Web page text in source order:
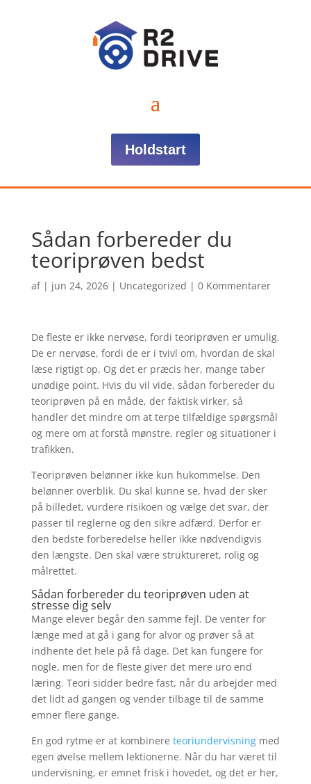
Holdstart
Sådan forbereder du
teoriprøven bedst
af | jun 24, 2026| Uncategorized | 0 Kommentarer
De fleste er ikke nervøse, fordi teoriprøven er umulig.
De er nervøse, fordi de er i tvivl om, hvordan de skal
læse rigtigt op. Og det er præcis her, mange taber
unødige point. Hvis du vil vide, sådan forbereder du
teoriprøven på en måde, der faktisk virker, så
handler det mindre om at terpe tilfældige spørgsmål
og mere om at forstå mønstre, regler og situationer i
trafikken.
Teoriprøven belønner ikke kun hukommelse. Den
belønner overblik. Du skal kunne se, hvad der sker
på billedet, vurdere risikoen og vælge det svar, der
passer til reglerne og den sikre adfærd. Derfor er
den bedste forberedelse heller ikke nødvendigvis
den længste. Den skal være struktureret, rolig og
målrettet.
Sådan forbereder du teoriprøven uden at
stresse dig selv
Mange elever begår den samme fejl. De venter for
længe med at gå i gang for alvor og prøver så at
indhente det hele på få dage. Det kan fungere for
nogle, men for de fleste giver det mere uro end
læring. Teori sidder bedre fast, når du arbejder med
det lidt ad gangen og vender tilbage til de samme
emner flere gange.
En god rytme er at kombinere teoriundervisningmed
egen øvelse mellem lektionerne. Når du har været til
undervisning, er emnet frisk i hovedet, og det er her,